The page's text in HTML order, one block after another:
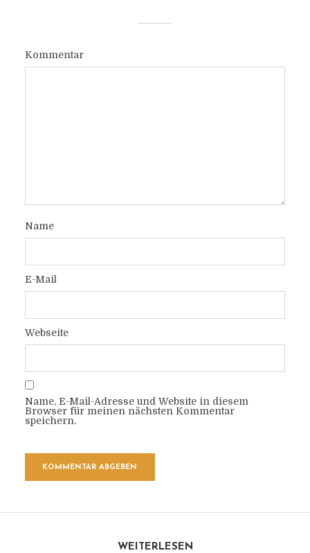
Kommentar
Name
E-Mail
Webseite
Name, E-Mail-Adresse und Website in diesem
Browser für meinen nächsten Kommentar
speichern.
WEITERLESEN